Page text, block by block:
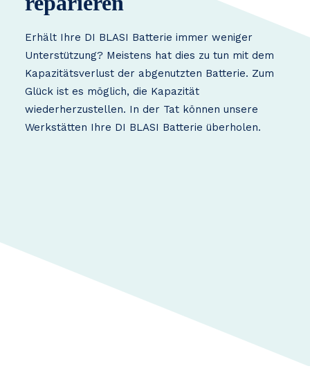
Erhält Ihre DI BLASI Batterie immer weniger
Unterstützung? Meistens hat dies zu tun mit dem
Kapazitätsverlust der abgenutzten Batterie. Zum
Glück ist es möglich, die Kapazität
wiederherzustellen. In der Tat können unsere
Werkstätten Ihre DI BLASI Batterie überholen.